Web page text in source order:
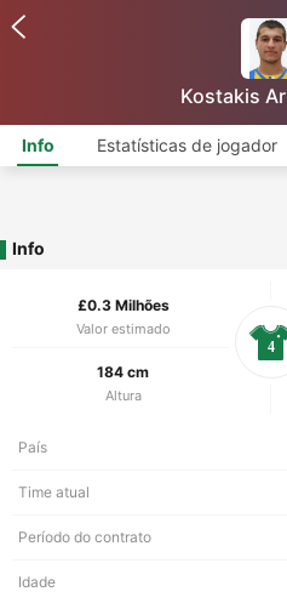
Kostakis
Info Estatísticas de jogador
Info
£0.3 Milhões
Valor estimado
184 cm
Altura
4
País
Time atual
Período do contrato
Idade